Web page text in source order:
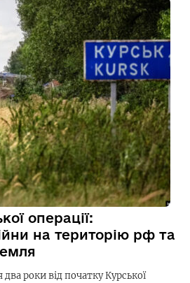
операції:
на територію рф та
роки від початку Курської